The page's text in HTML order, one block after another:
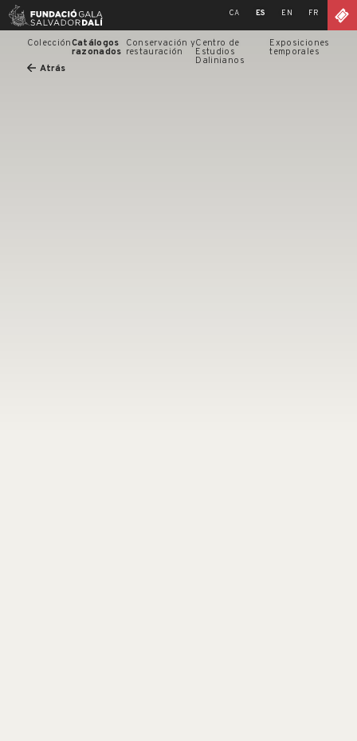
Skip
CA ES EN FR
ColecciónCatálogos
razonados
Conservación y
restauración
Centro de
Estudios
Dalinianos
Exposiciones
temporales
Atrás